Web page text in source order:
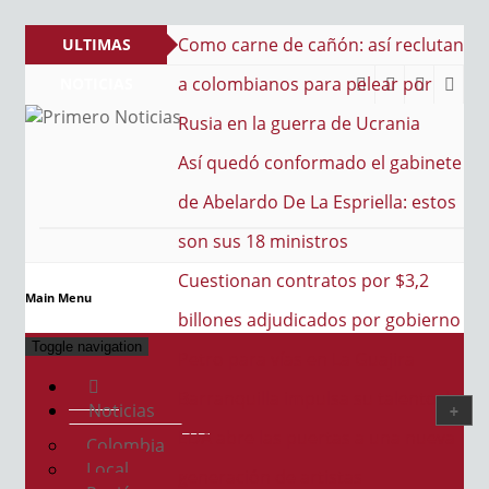
ULTIMAS
cañón: así reclutan
de Ucrania
en La Guajira
su talento: la
a una nueva
artistas
PRIMERO NOTICIAS
El mejor portal web de noticias de Barranquilla
Main Menu
Toggle navigation
Noticias
Colombia
Local